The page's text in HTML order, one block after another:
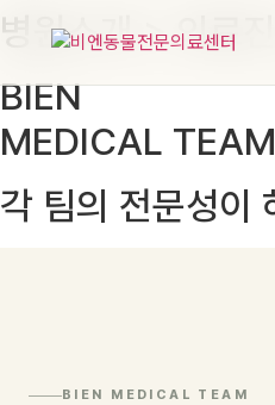
콘
츠
로
건
뛰
병원소개 > 의료진
BIEN
MEDICAL TEAM
각 팀의 전문성이
BIEN MEDICAL TEAM